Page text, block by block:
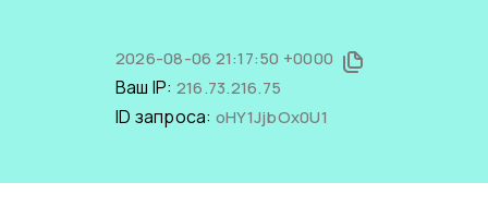
2026-08-06 21:17:50 +0000
Ваш IP: 216.73.216.75
ID запроса: oHY1JjbOx0U1